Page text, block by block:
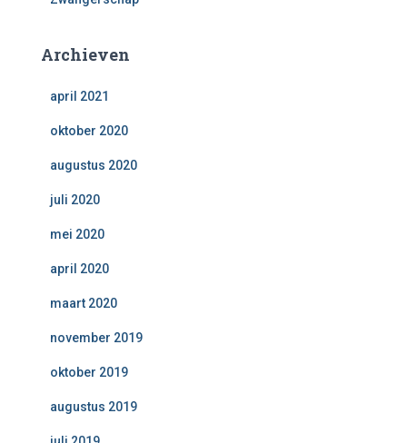
Archieven
april 2021
oktober 2020
augustus 2020
juli 2020
mei 2020
april 2020
maart 2020
november 2019
oktober 2019
augustus 2019